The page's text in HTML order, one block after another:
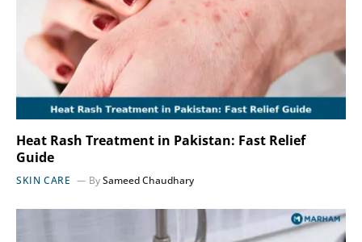
Heat Rash Treatment in Pakistan: Fast Relief
Guide
SKIN CARE By Sameed Chaudhary